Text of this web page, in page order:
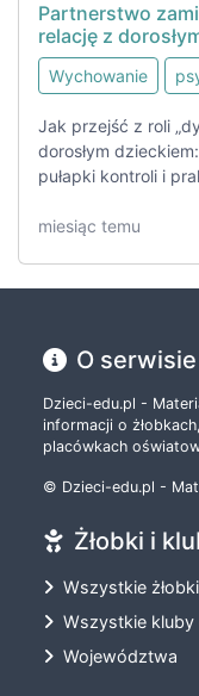
Partnerstwo
relację z
Wychowanie
Jak przejść z roli
dorosłym
pułapki kontroli i
miesiąc temu
O serwisie
Dzieci-edu.pl -
informacji o
placówkach
© Dzieci-edu.pl -
Żłobki i
Wszystkie żłobki
Wszystkie kluby
Województwa